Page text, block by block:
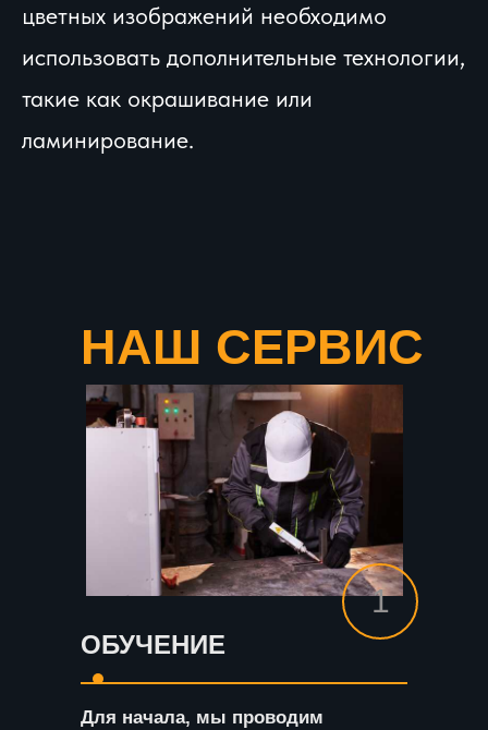
цветных изображений необходимо
использовать дополнительные технологии,
такие как окрашивание или
ламинирование.
НАШ СЕРВИС
ОБУЧЕНИЕ
Для начала, мы проводим
1